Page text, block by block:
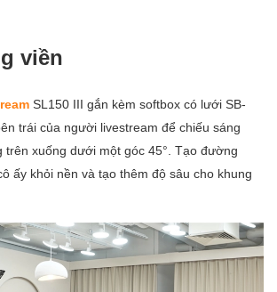
viền
SL150 III gắn kèm softbox có lưới SB-
trái của người livestream để chiếu sáng
trên xuống dưới một góc 45°. Tạo đường
ấy khỏi nền và tạo thêm độ sâu cho khung